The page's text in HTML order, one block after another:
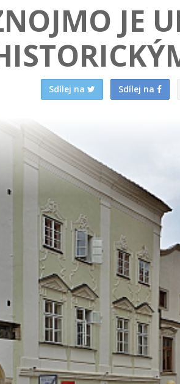
JE
Sdílej na Sdílej na